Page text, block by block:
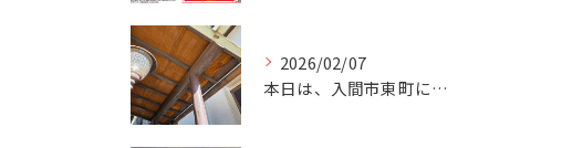
2026/02/07
本日は、入間市東町にあるお宅の玄関和天井の補修作業をご紹介い...